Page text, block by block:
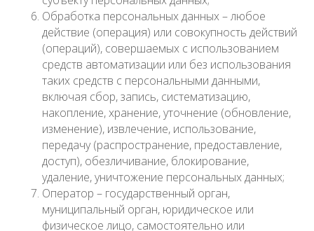
Обработка персональных данных – любое
действие (операция) или совокупность действий
(операций), совершаемых с использованием
средств автоматизации или без использования
таких средств с персональными данными,
включая сбор, запись, систематизацию,
накопление, хранение, уточнение (обновление,
изменение), извлечение, использование,
передачу (распространение, предоставление,
доступ), обезличивание, блокирование,
удаление, уничтожение персональных данных;
Оператор – государственный орган,
муниципальный орган, юридическое или
физическое лицо, самостоятельно или